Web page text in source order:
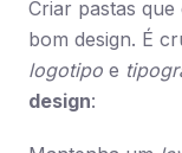
Criar pastas
bom design. É
logotipo e
design: